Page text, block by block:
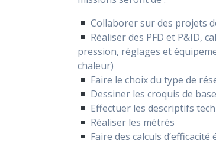
Collaborer sur des projets
Réaliser des PFD et P&ID,
pression, réglages et
chaleur)
Faire le choix du type de
Dessiner les croquis de
Effectuer les descriptifs
Réaliser les métrés
Faire des calculs